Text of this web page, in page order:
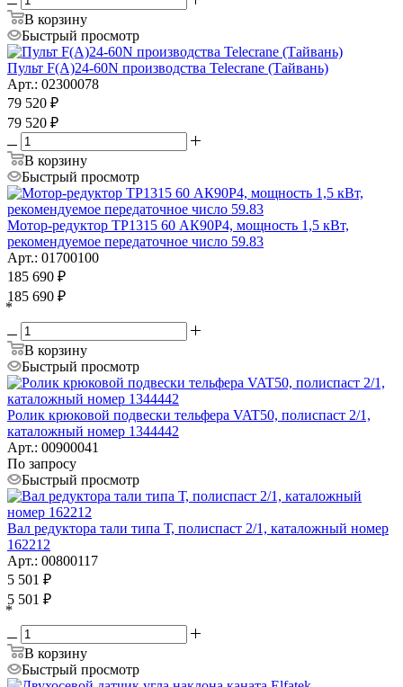
В корзину
Быстрый просмотр
Пульт F(A)24-60N производства Telecrane (Тайвань)
Арт.: 02300078
79 520 ₽
79 520 ₽
В корзину
Быстрый просмотр
Мотор-редуктор ТР1315 60 АК90Р4, мощность 1,5 кВт,
рекомендуемое передаточное число 59.83
Арт.: 01700100
185 690 ₽
185 690 ₽
*
В корзину
Быстрый просмотр
Ролик крюковой подвески тельфера VAT50, полиспаст 2/1,
каталожный номер 1344442
Арт.: 00900041
По запросу
Быстрый просмотр
Вал редуктора тали типа Т, полиспаст 2/1, каталожный номер
162212
Арт.: 00800117
5 501 ₽
5 501 ₽
*
В корзину
Быстрый просмотр